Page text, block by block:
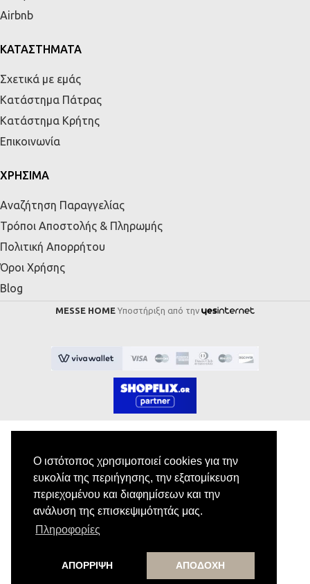
Ο ιστότοπος χρησιμοποιεί cookies για την
ευκολία της περιήγησης, την εξατομίκευση
περιεχομένου και διαφημίσεων και την
ανάλυση της επισκεψιμότητάς μας.
Πληροφορίες
ΑΠΟΡΡΙΨΗ ΑΠΟΔΟΧΗ
Airbnb
ΚΑΤΑΣΤΗΜΑΤΑ
Σχετικά με εμάς
Κατάστημα Πάτρας
Κατάστημα Κρήτης
Επικοινωνία
ΧΡΗΣΙΜΑ
Αναζήτηση Παραγγελίας
Τρόποι Αποστολής & Πληρωμής
Πολιτική Απορρήτου
Όροι Χρήσης
Blog
MESSE HOME Υποστήριξη από την
Εγγραφή στο Newsletter
Κάνε εγγραφή στο newsletter μας για να
λαμβάνεις αποκλειστικές προσφορές.